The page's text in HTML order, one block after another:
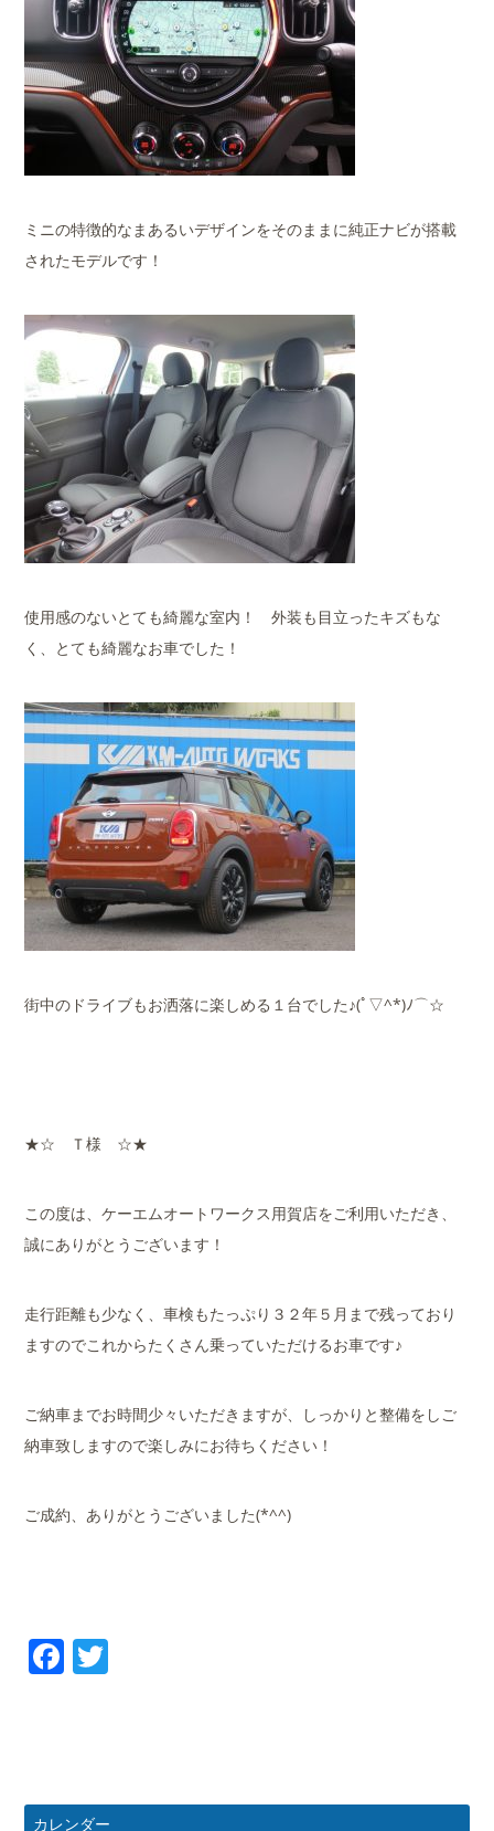
ミニの特徴的なまあるいデザインをそのままに純正ナビが搭載
されたモデルです！
使用感のないとても綺麗な室内！ 外装も目立ったキズもな
く、とても綺麗なお車でした！
街中のドライブもお洒落に楽しめる１台でした♪(ﾟ▽^*)ﾉ⌒☆
★☆ Ｔ様 ☆★
この度は、ケーエムオートワークス用賀店をご利用いただき、
誠にありがとうございます！
走行距離も少なく、車検もたっぷり３２年５月まで残っており
ますのでこれからたくさん乗っていただけるお車です♪
ご納車までお時間少々いただきますが、しっかりと整備をしご
納車致しますので楽しみにお待ちください！
ご成約、ありがとうございました(*^^)
Facebook
カレンダー